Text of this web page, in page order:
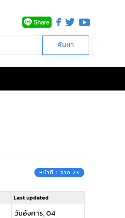
หน้าที่ 1 จาก 23
Last updated
วันอังคาร, 04